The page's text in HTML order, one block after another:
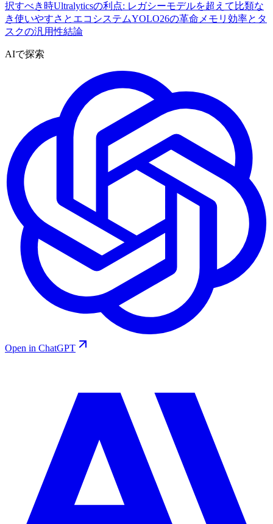
択すべき時Ultralyticsの利点: レガシーモデルを超えて 比類な
き使いやすさとエコシステムYOLO26の革命 メモリ効率とタ
スクの汎用性結論
AIで探索
Open in ChatGPT